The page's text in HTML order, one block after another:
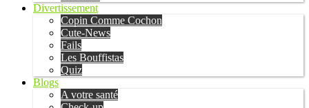
Divertissement
Copin Comme Cochon
Cute-News
Fails
Les Bouffistas
Quiz
Blogs
A votre santé